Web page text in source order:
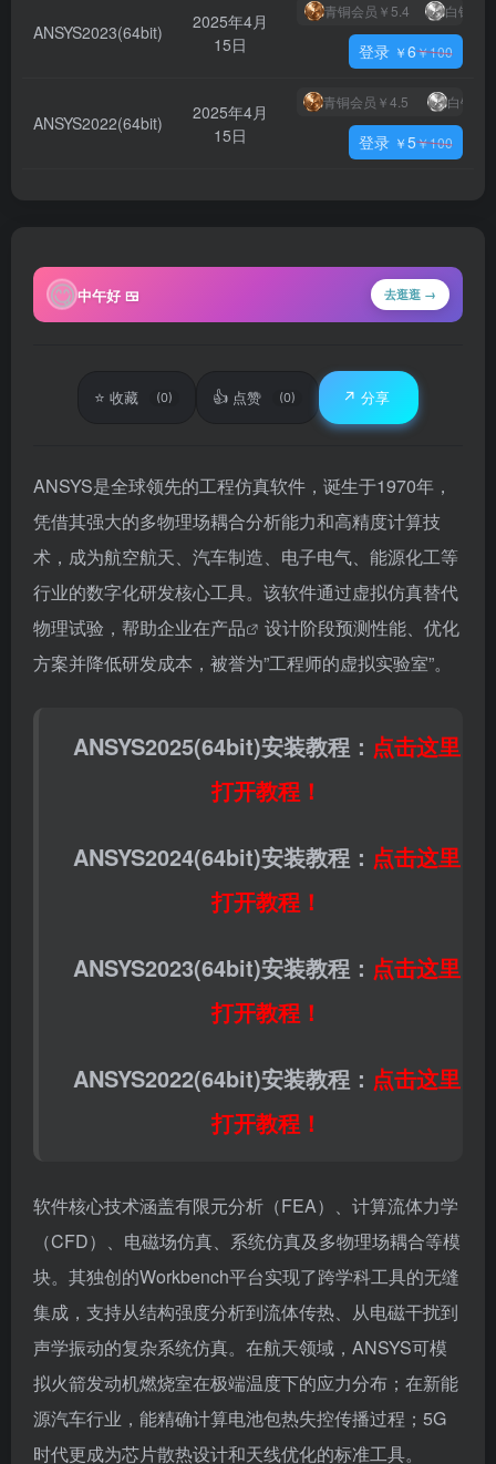
ANSYS2023(64bit)
2025年4月
15日
青铜会员 ￥5.4 白银会
登录 ￥6￥100
ANSYS2022(64bit)
2025年4月
15日
青铜会员 ￥4.5 白银会
登录 ￥5￥100
😋中午好 🍱 去逛逛 →
⭐ 收藏 (0) 👍 点赞 (0) ↗️ 分享
ANSYS是全球领先的工程仿真软件，诞生于1970年，
凭借其强大的多物理场耦合分析能力和高精度计算技
术，成为航空航天、汽车制造、电子电气、能源化工等
行业的数字化研发核心工具。该软件通过虚拟仿真替代
物理试验，帮助企业在产品
设计阶段预测性能、优化
方案并降低研发成本，被誉为”工程师的虚拟实验室”。
ANSYS2025(64bit)安装教程： 点击这里
打开教程！
ANSYS2024(64bit)安装教程： 点击这里
打开教程！
ANSYS2023(64bit)安装教程： 点击这里
打开教程！
ANSYS2022(64bit)安装教程： 点击这里
打开教程！
软件核心技术涵盖有限元分析（FEA）、计算流体力学
（CFD）、电磁场仿真、系统仿真及多物理场耦合等模
块。其独创的Workbench平台实现了跨学科工具的无缝
集成，支持从结构强度分析到流体传热、从电磁干扰到
声学振动的复杂系统仿真。在航天领域，ANSYS可模
拟火箭发动机燃烧室在极端温度下的应力分布；在新能
源汽车行业，能精确计算电池包热失控传播过程；5G
时代更成为芯片散热设计和天线优化的标准工具。